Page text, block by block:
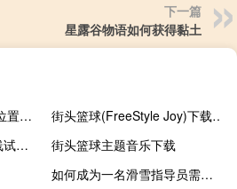
下一篇
星露谷物语如何获得黏土
NBA及《街头篮球》5个位置的详细介绍
街头篮球(FreeStyle Joy)下载(电脑、安卓和IOS所有版本)
2018年街头篮球音乐在线试听及下载
街头篮球主题音乐下载
如何成为一名滑雪指导员需要什么证书